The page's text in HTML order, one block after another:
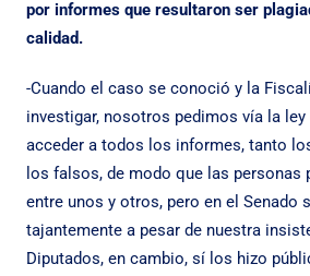
por informes que resultaron ser
calidad.
-Cuando el caso se conoció y la
investigar, nosotros pedimos vía la ley
acceder a todos los informes, tanto
los falsos, de modo que las personas
entre unos y otros, pero en el Senado
tajantemente a pesar de nuestra
Diputados, en cambio, sí los hizo